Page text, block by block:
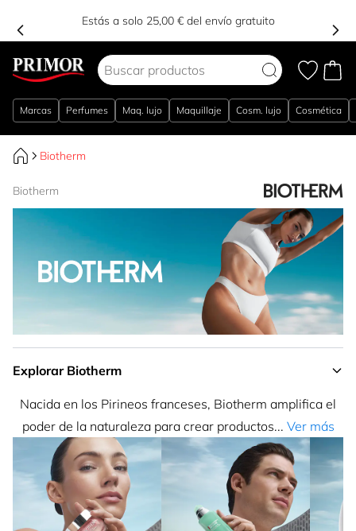
Estás a solo 25,00 € del envío gratuito
Marcas Perfumes Maq. lujo Maquillaje Cosm. lujo Cosmética
Biotherm
Biotherm
Explorar Biotherm
Nacida en los Pirineos franceses, Biotherm amplifica el
poder de la naturaleza para crear productos... Ver más